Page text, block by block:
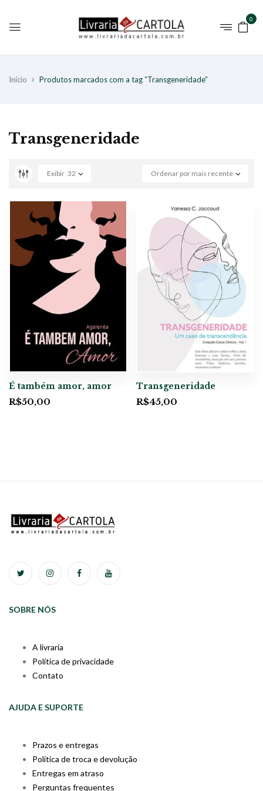
0
Início Produtos marcados com a tag “Transgeneridade”
Transgeneridade
Ordenar por mais recente
Exibir 32
É também amor, amor
R$50,00
Transgeneridade
R$45,00
SOBRE NÓS
A livraria
Política de privacidade
Contato
AJUDA E SUPORTE
Prazos e entregas
Política de troca e devolução
Entregas em atraso
Perguntas frequentes